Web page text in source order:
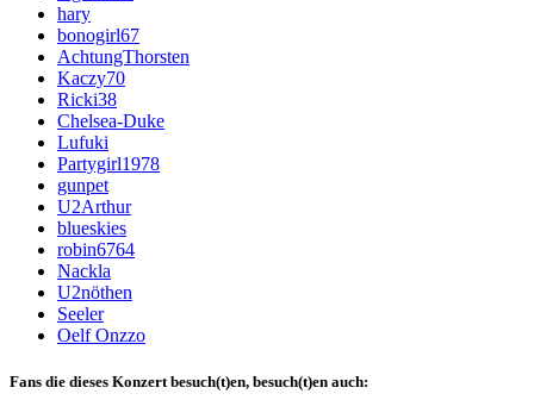
hary
bonogirl67
AchtungThorsten
Kaczy70
Ricki38
Chelsea-Duke
Lufuki
Partygirl1978
gunpet
U2Arthur
blueskies
robin6764
Nackla
U2nöthen
Seeler
Oelf Onzzo
Fans die dieses Konzert besuch(t)en, besuch(t)en auch: